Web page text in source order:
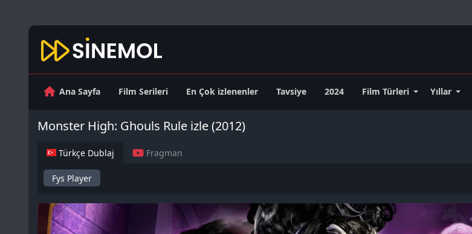
Ana Sayfa Film Serileri En Çok izlenenler Tavsiye 2024 Film Türleri Yıllar
Monster High: Ghouls Rule izle (2012)
Türkçe Dublaj Fragman
Fys Player